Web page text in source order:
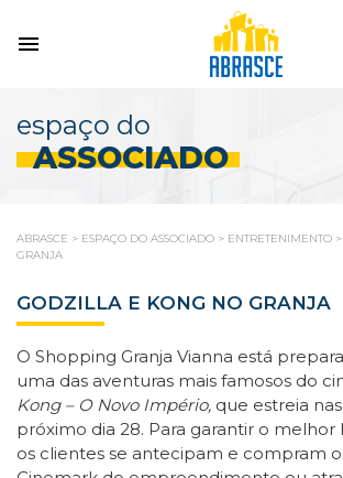
espaço do
ASSOCIADO
ABRASCE > ESPAÇO DO ASSOCIADO > ENTRETENIMENTO >
GRANJA
GODZILLA E KONG NO GRANJA
O Shopping Granja Vianna está
uma das aventuras mais famosos do
Kong – O Novo Império, que estreia
próximo dia 28. Para garantir o melhor
os clientes se antecipam e compram